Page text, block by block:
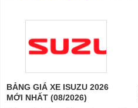
BẢNG GIÁ XE ISUZU 2026
MỚI NHẤT (08/2026)